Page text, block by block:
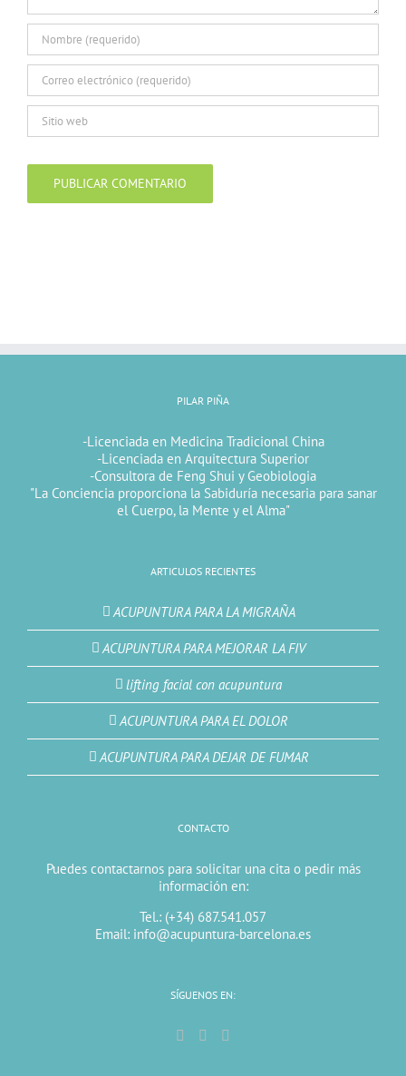
PILAR PIÑA
-Licenciada en Medicina Tradicional China
-Licenciada en Arquitectura Superior
-Consultora de Feng Shui y Geobiologia
"La Conciencia proporciona la Sabiduría necesaria para sanar
el Cuerpo, la Mente y el Alma"
ARTICULOS RECIENTES
ACUPUNTURA PARA LA MIGRAÑA
ACUPUNTURA PARA MEJORAR LA FIV
lifting facial con acupuntura
ACUPUNTURA PARA EL DOLOR
ACUPUNTURA PARA DEJAR DE FUMAR
CONTACTO
Puedes contactarnos para solicitar una cita o pedir más
información en:
Tel.: (+34) 687.541.057
Email: info@acupuntura-barcelona.es
SÍGUENOS EN: